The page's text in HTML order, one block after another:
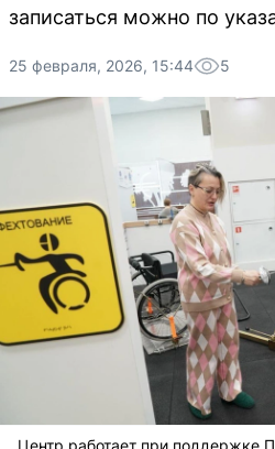
записаться можно по
25 февраля, 2026, 15:44 5
Центр работает при поддержке